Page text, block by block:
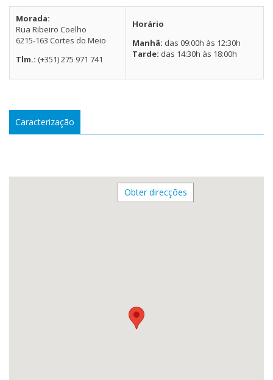
Morada:
Rua Ribeiro Coelho
6215-163 Cortes do Meio
Tlm.: (+351) 275 971 741
Horário
Manhã: das 09:00h às 12:30h
Tarde: das 14:30h às 18:00h
Caracterização
Obter direcções